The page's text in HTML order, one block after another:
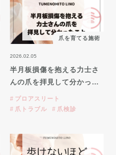
爪を育てる施術
2026.02.05
半月板損傷を抱える力士さ
んの爪を拝見して分かっ…
プロアスリート
爪トラブル
爪検診